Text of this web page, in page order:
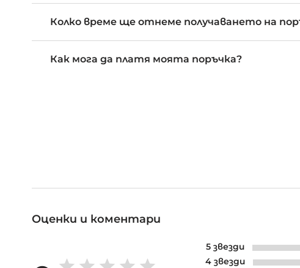
Колко време ще отнеме получаването на
Как мога да платя моята поръчка?
Оценки и коментари
5 звезди
4 звезди